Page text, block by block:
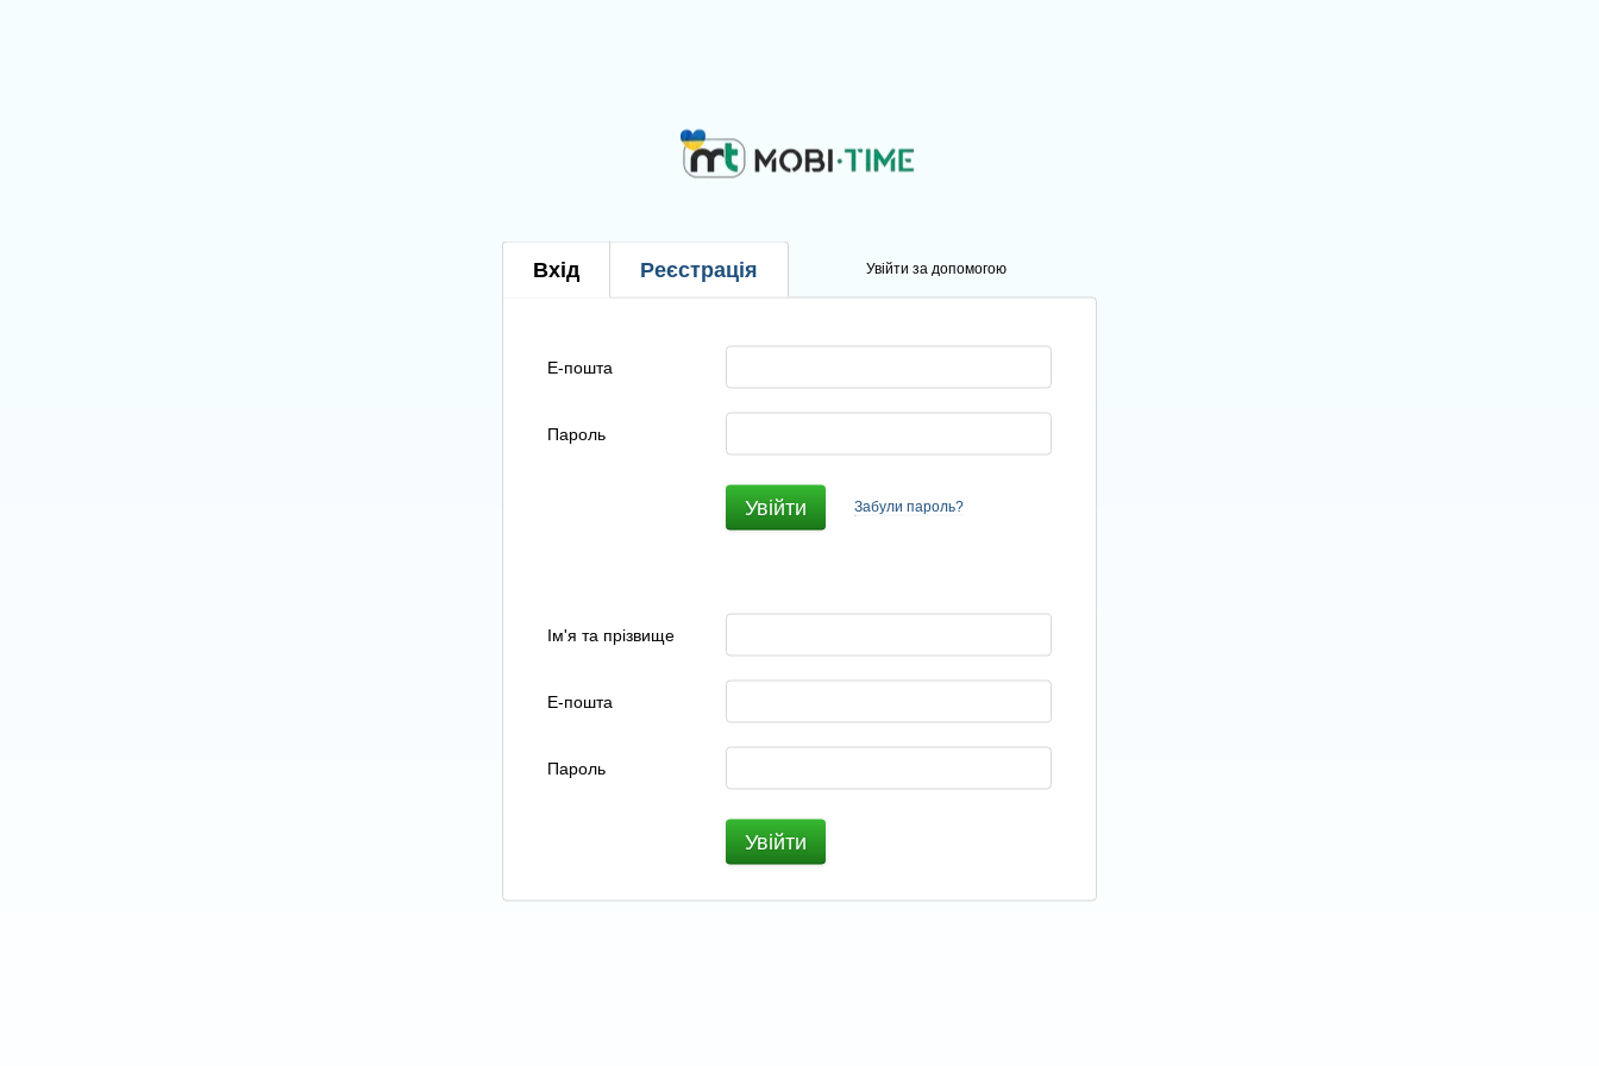
Вхід Реєстрація Увійти за допомогою
Е-пошта
Пароль
Увійти Забули пароль?
Ім'я та прізвище
Е-пошта
Пароль
Увійти